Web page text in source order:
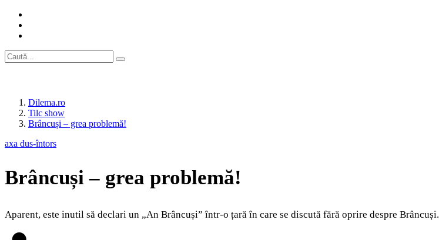
Dilema.ro
Tilc show
Brâncuși – grea problemă!
axa dus-întors
Brâncuși – grea problemă!
Aparent, este inutil să declari un „An Brâncuși” într-o țară în care se discută fără oprire despre Brâncuși.